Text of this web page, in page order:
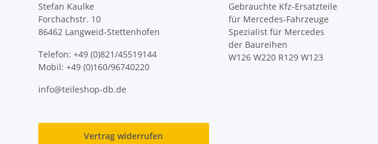
Stefan Kaulke
Forchachstr. 10
86462 Langweid-Stettenhofen
Telefon: +49 (0)821/45519144
Mobil: +49 (0)160/96740220
info@teileshop-db.de
Gebrauchte Kfz-Ersatzteile
für Mercedes-Fahrzeuge
Spezialist für Mercedes
der Baureihen
W126 W220 R129 W123
Vertrag widerrufen